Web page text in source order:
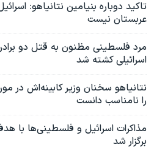
تاکید دوباره بنیامین نتانیاهو:
عربستان نیست
مرد فلسطینی مظنون به قتل دو
اسرائيلی کشته شد
نتانیاهو سخنان وزیر کابینه‌اش
را نامناسب دانست
مذاکرات اسرائیل و فلسطینی‌ها با
برگزار شد